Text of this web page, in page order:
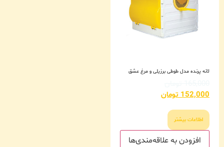
لانه پرنده مدل طوطی برزیلی و مرغ عشق
152,000تومان
اطلاعات بیشتر
افزودن به علاقه‌مندی‌ها